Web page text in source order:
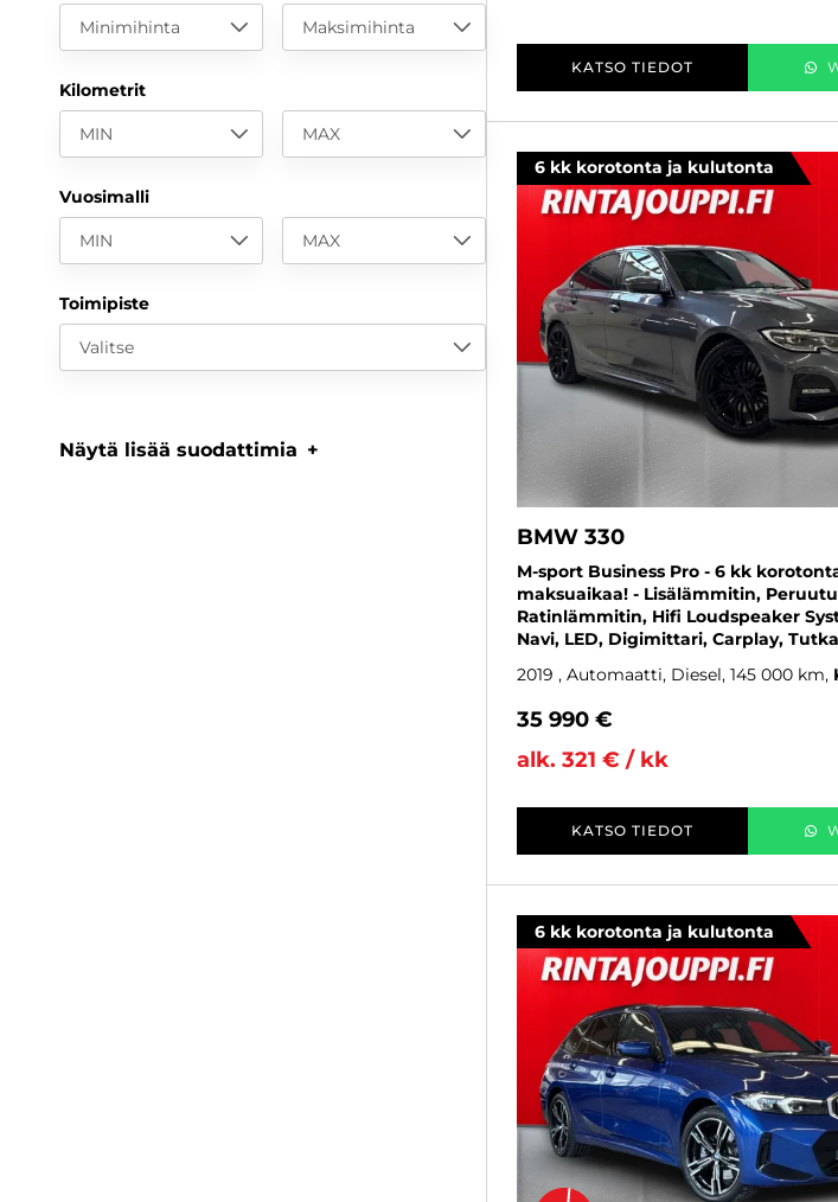
Minimihinta Maksimihinta
Kilometrit
MIN MAX
Vuosimalli
MIN MAX
Toimipiste
Valitse
Näytä lisää suodattimia
KATSO TIEDOT
6 kk korotonta ja kulutonta
BMW 330
M-sport Business Pro - 6 kk
maksuaikaa! - Lisälämmitin,
Ratinlämmitin, Hifi Loudspeaker
Navi, LED, Digimittari, Carplay,
2019 , Automaatti, Diesel, 145 000 km
35 990 €
alk. 321 € / kk
KATSO TIEDOT
6 kk korotonta ja kulutonta